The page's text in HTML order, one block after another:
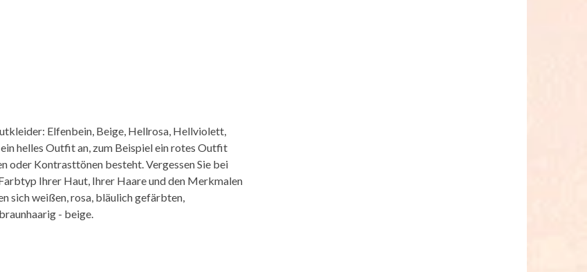
Elfenbein, Beige, Hellrosa, Hellviolett,
helles Outfit an, zum Beispiel ein rotes Outfit
oder Kontrasttönen besteht. Vergessen Sie bei
Ihrer Haut, Ihrer Haare und den Merkmalen
sich weißen, rosa, bläulich gefärbten,
- beige.